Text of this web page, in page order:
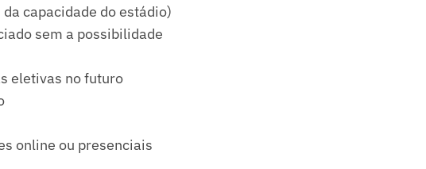
capacidade do estádio)
sem a possibilidade
eletivas no futuro
online ou presenciais